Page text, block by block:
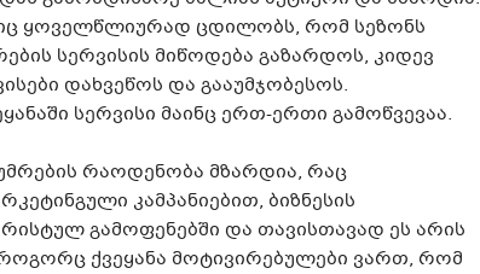
ყოველწლიურად ცდილობს, რომ სეზონს
სერვისის მიწოდება გაზარდოს, კიდევ
დახვეწოს და გააუმჯობესოს.
სერვისი მაინც ერთ-ერთი გამოწვევაა.
რაოდენობა მზარდია, რაც
კამპანიებით, ბიზნესის
გამოფენებში და თავისთავად ეს არის
როგორც ქვეყანა მოტივირებულები ვართ, რომ